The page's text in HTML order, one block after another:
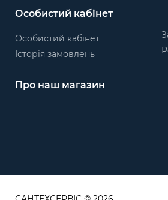
Особистий кабінет
Особистий кабінет
Історія замовлень
Про наш магазин